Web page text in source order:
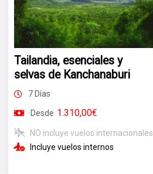
Tailandia, esenciales y
selvas de Kanchanaburi
7 Días
Desde 1.310,00€
NO incluye vuelos internacionales
Incluye vuelos internos